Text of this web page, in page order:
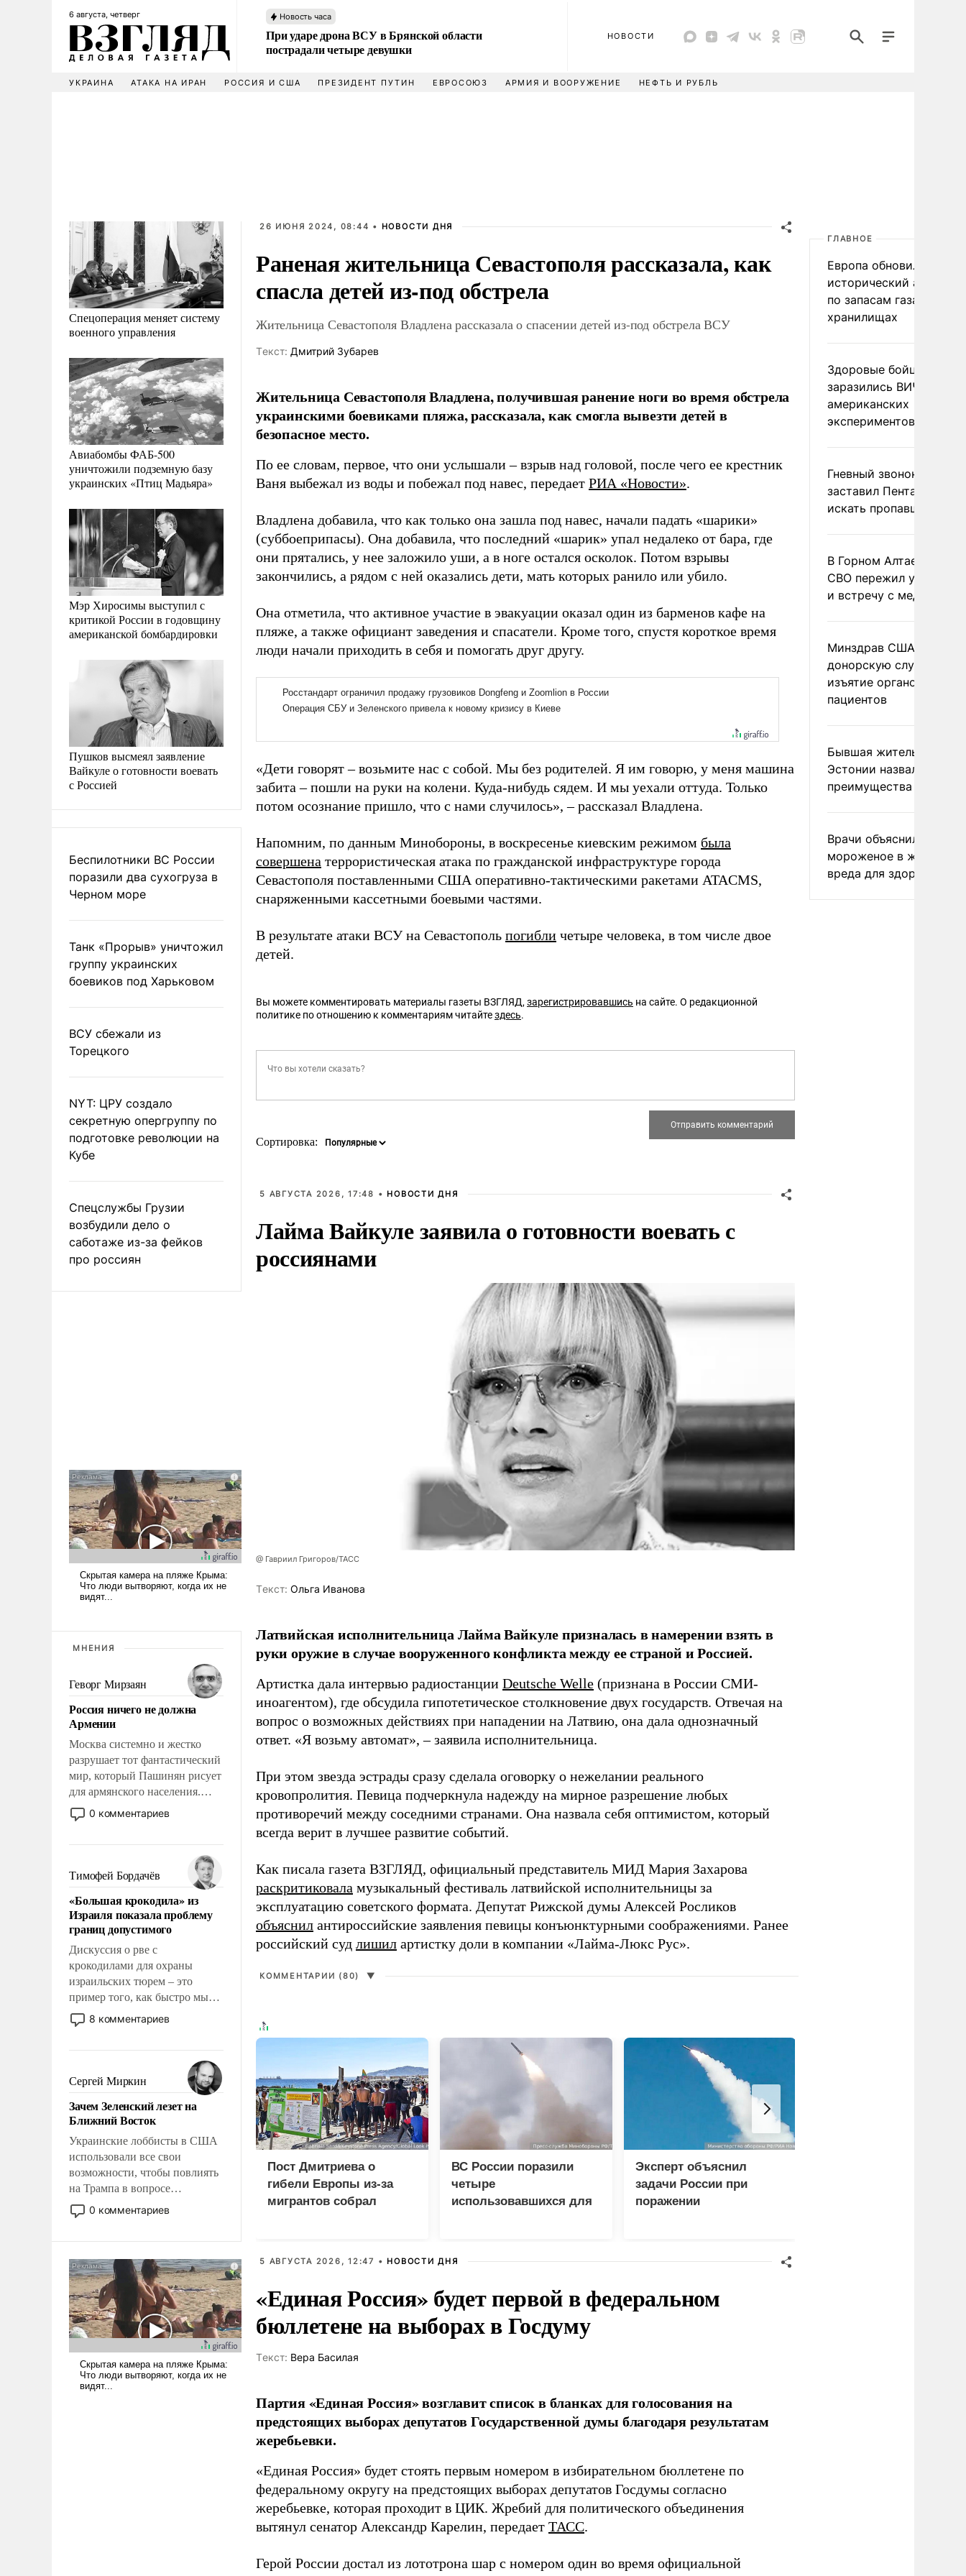
6 августа, четверг Новость часа
При ударе дрона ВСУ в Брянской области
пострадали четыре девушки
НОВОСТИ
УКРАИНА АТАКА НА ИРАН РОССИЯ И США ПРЕЗИДЕНТ ПУТИН ЕВРОСОЮЗ АРМИЯ И ВООРУЖЕНИЕ НЕФТЬ И РУБЛЬ
Спецоперация меняет систему
военного управления
Авиабомбы ФАБ-500
уничтожили подземную базу
украинских «Птиц Мадьяра»
Мэр Хиросимы выступил с
критикой России в годовщину
американской бомбардировки
Пушков высмеял заявление
Вайкуле о готовности воевать
с Россией
Беспилотники ВС России
поразили два сухогруза в
Черном море
Танк «Прорыв» уничтожил
группу украинских
боевиков под Харьковом
ВСУ сбежали из
Торецкого
NYT: ЦРУ создало
секретную опергруппу по
подготовке революции на
Кубе
Спецслужбы Грузии
возбудили дело о
саботаже из-за фейков
про россиян
МНЕНИЯ
Геворг Мирзаян
Россия ничего не должна
Армении
Москва системно и жестко
разрушает тот фантастический
мир, который Пашинян рисует
для армянского населения.
Мир, где этому населению все
должны просто по
политические прожекты будут
беспрекословно оплачиваться
за счет российских
налогоплательщиков, и где за
свои поступки не нужно
отвечать.
0 комментариев
Тимофей Бордачёв
«Большая крокодила» из
Израиля показала проблему
границ допустимого
Дискуссия о рве с
крокодилами для охраны
израильских тюрем – это
пример того, как быстро мы
двигаемся по пути
революционных изменений.
псевдонаучной фантастики,
стало всерьез обсуждаемой
идеей.
8 комментариев
Сергей Миркин
Зачем Зеленский лезет на
Ближний Восток
Украинские лоббисты в США
использовали все свои
возможности, чтобы повлиять
на Трампа в вопросе
предоставления вооружений
своим нанимателям. Вероятно,
голову мысль: хорошо бы
продемонстрировать, что
Украина вступила в
вооруженное противостояние
с Ираном.
0 комментариев
26 ИЮНЯ 2024, 08:44 • НОВОСТИ ДНЯ
Раненая жительница Севастополя рассказала, как
спасла детей из-под обстрела
Жительница Севастополя Владлена рассказала о спасении детей из-под обстрела ВСУ
Tекст: Дмитрий Зубарев
Жительница Севастополя Владлена, получившая ранение ноги во время обстрела
украинскими боевиками пляжа, рассказала, как смогла вывезти детей в
безопасное место.
По ее словам, первое, что они услышали – взрыв над головой, после чего ее крестник
Ваня выбежал из воды и побежал под навес, передает РИА «Новости».
Владлена добавила, что как только она зашла под навес, начали падать «шарики»
(суббоеприпасы). Она добавила, что последний «шарик» упал недалеко от бара, где
они прятались, у нее заложило уши, а в ноге остался осколок. Потом взрывы
закончились, а рядом с ней оказались дети, мать которых ранило или убило.
Она отметила, что активное участие в эвакуации оказал один из барменов кафе на
пляже, а также официант заведения и спасатели. Кроме того, спустя короткое время
люди начали приходить в себя и помогать друг другу.
«Дети говорят – возьмите нас с собой. Мы без родителей. Я им говорю, у меня машина
забита – пошли на руки на колени. Куда-нибудь сядем. И мы уехали оттуда. Только
потом осознание пришло, что с нами случилось», – рассказал Владлена.
Напомним, по данным Минобороны, в воскресенье киевским режимом была
совершена террористическая атака по гражданской инфраструктуре города
Севастополя поставленными США оперативно-тактическими ракетами ATACMS,
снаряженными кассетными боевыми частями.
В результате атаки ВСУ на Севастополь погибли четыре человека, в том числе двое
детей.
Вы можете комментировать материалы газеты ВЗГЛЯД, зарегистрировавшись на сайте. О редакционной
политике по отношению к комментариям читайтездесь.
Сортировка:
5 АВГУСТА 2026, 17:48 • НОВОСТИ ДНЯ
Лайма Вайкуле заявила о готовности воевать с
россиянами
@ Гавриил Григоров/ТАСС
Tекст: Ольга Иванова
Латвийская исполнительница Лайма Вайкуле призналась в намерении взять в
руки оружие в случае вооруженного конфликта между ее страной и Россией.
Артистка дала интервью радиостанции Deutsche Welle (признана в России СМИ-
иноагентом), где обсудила гипотетическое столкновение двух государств. Отвечая на
вопрос о возможных действиях при нападении на Латвию, она дала однозначный
ответ. «Я возьму автомат», – заявила исполнительница.
При этом звезда эстрады сразу сделала оговорку о нежелании реального
кровопролития. Певица подчеркнула надежду на мирное разрешение любых
противоречий между соседними странами. Она назвала себя оптимистом, который
всегда верит в лучшее развитие событий.
Как писала газета ВЗГЛЯД, официальный представитель МИД Мария Захарова
раскритиковала музыкальный фестиваль латвийской исполнительницы за
эксплуатацию советского формата. Депутат Рижской думы Алексей Росликов
объяснил антироссийские заявления певицы конъюнктурными соображениями. Ранее
российский суд лишил артистку доли в компании «Лайма-Люкс Рус».
КОММЕНТАРИИ (80) ▼
Пост Дмитриева о
гибели Европы из-за
мигрантов собрал
ВС России поразили
четыре
использовавшихся для
Эксперт объяснил
задачи России при
поражении
5 АВГУСТА 2026, 12:47 • НОВОСТИ ДНЯ
«Единая Россия» будет первой в федеральном
бюллетене на выборах в Госдуму
Tекст: Вера Басилая
Партия «Единая Россия» возглавит список в бланках для голосования на
предстоящих выборах депутатов Государственной думы благодаря результатам
жеребьевки.
«Единая Россия» будет стоять первым номером в избирательном бюллетене по
федеральному округу на предстоящих выборах депутатов Госдумы согласно
жеребьевке, которая проходит в ЦИК. Жребий для политического объединения
вытянул сенатор Александр Карелин, передает ТАСС.
Герой России достал из лототрона шар с номером один во время официальной
ГЛАВНОЕ
Европа обновила
исторический
по запасам газа в
хранилищах
Здоровые бойцы ВСУ
заразились ВИЧ после
американских
экспериментов
Гневный звонок Трампа
заставил Пентагон
искать пропавшие
В Горном Алтае
СВО пережил удар
и встречу с медведем
Минздрав США закрыл
донорскую службу за
изъятие органов живых
пациентов
Бывшая жительница
Эстонии назвала
преимущества России
Врачи объяснили, как
мороженое в жару без
вреда для здоровья